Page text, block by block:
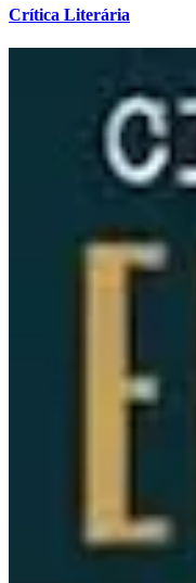
Crítica Literária